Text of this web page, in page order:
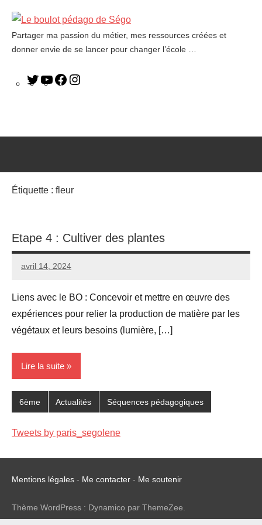
Le
boulot
Partager ma passion du métier, mes ressources créées et
donner envie de se lancer pour changer l’école …
Étiquette : fleur
Etape 4 : Cultiver des plantes
avril 14, 2024
Seg0_La_Vraie
2
Liens avec le BO : Concevoir et mettre en œuvre des
expériences pour relier la production de matière par les
végétaux et leurs besoins (lumière, […]
Lire la suite
6ème Actualités Séquences pédagogiques
Tweets by paris_segolene
Mentions légales - Me contacter - Me soutenir
Thème WordPress : Dynamico par ThemeZee.